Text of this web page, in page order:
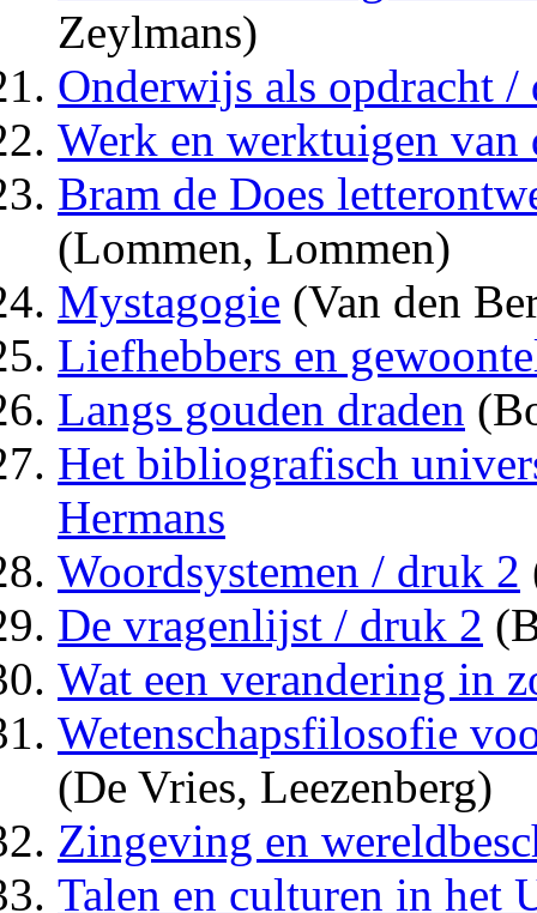
Zeylmans)
Onderwijs als opdracht /
Werk en werktuigen van
Bram de Does
(Lommen, Lommen)
Mystagogie (Van den
Liefhebbers en
Langs gouden draden
Het bibliografisch
Hermans
Woordsystemen / druk 2
De vragenlijst / druk 2
Wat een verandering in
Wetenschapsfilosofie
(De Vries, Leezenberg)
Zingeving en
Talen en culturen in het